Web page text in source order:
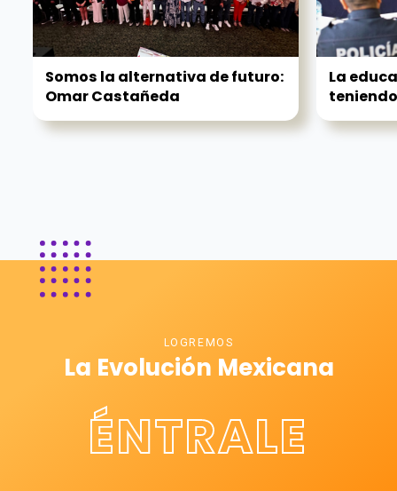
Somos la alternativa de futuro:
Omar Castañeda
La
LOGREMOS
La Evolución Mexicana
ÉNTRALE